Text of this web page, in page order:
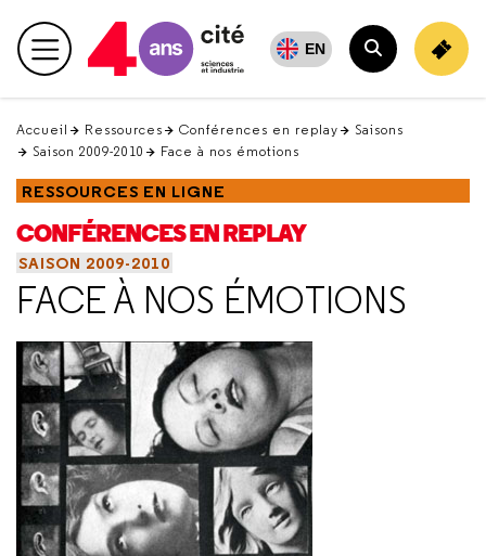
en
haut Menu principal EN
Rechercher
Accueil Ressources Conférences en replay
Saisons
Saison 2009-2010
Face à nos émotions
RESSOURCES EN LIGNE
CONFÉRENCES EN REPLAY
SAISON 2009-2010
FACE À NOS ÉMOTIONS